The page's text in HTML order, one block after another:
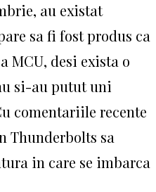
au existat
sa fi fost produs ca
MCU, desi exista o
si-au putut uni
comentariile recente
Thunderbolts sa
in care se imbarca